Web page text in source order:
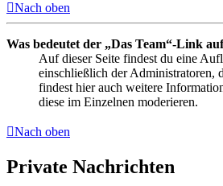
Nach oben
Was bedeutet der „Das Team“-Link
Auf dieser Seite findest du eine
einschließlich der Administratoren,
findest hier auch weitere
diese im Einzelnen moderieren.
Nach oben
Private Nachrichten